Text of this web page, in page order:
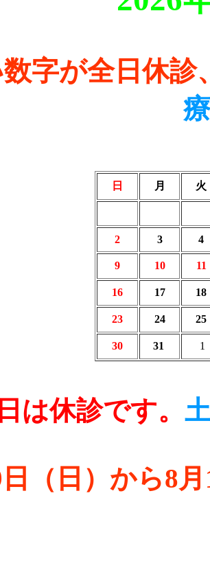
字が全日休診
日 月 火
2 3 4
9 10 11
16 17 18
23 24 25
30 31 1
は休診です。
（日）から8